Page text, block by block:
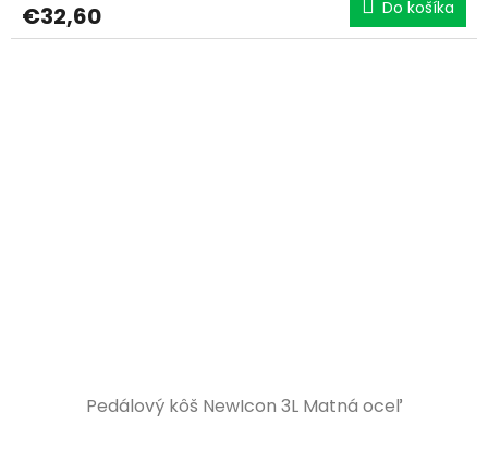
€32,60 Do košíka
Pedálový kôš NewIcon 3L Matná oceľ